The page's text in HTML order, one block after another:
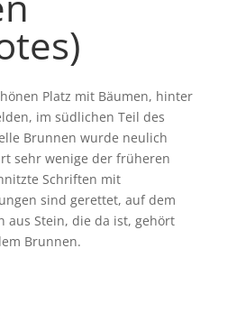
Platz mit Bäumen, hinter
im südlichen Teil des
Brunnen wurde neulich
sehr wenige der früheren
Schriften mit
sind gerettet, auf dem
aus Stein, die da ist, gehört
Brunnen.